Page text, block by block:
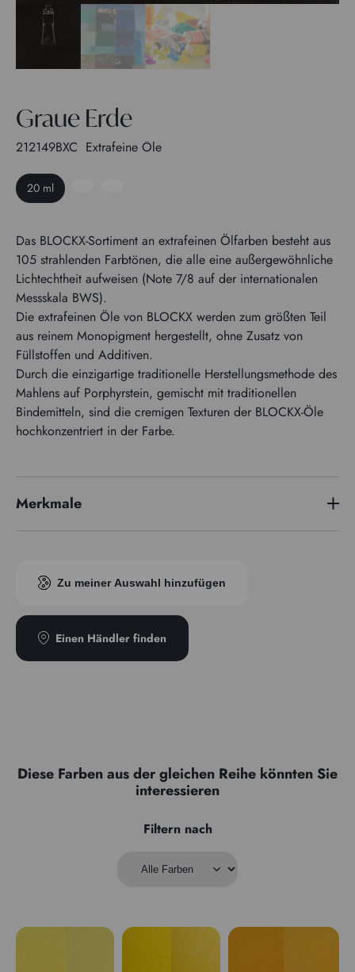
Graue Erde
212149BXC Extrafeine Öle
20 ml
Das BLOCKX-Sortiment an extrafeinen Ölfarben besteht aus
105 strahlenden Farbtönen, die alle eine außergewöhnliche
Lichtechtheit aufweisen (Note 7/8 auf der internationalen
Messskala BWS).
Die extrafeinen Öle von BLOCKX werden zum größten Teil
aus reinem Monopigment hergestellt, ohne Zusatz von
Füllstoffen und Additiven.
Durch die einzigartige traditionelle Herstellungsmethode des
Mahlens auf Porphyrstein, gemischt mit traditionellen
Bindemitteln, sind die cremigen Texturen der BLOCKX-Öle
hochkonzentriert in der Farbe.
Merkmale
Pigmentindex
PBr7
Zu meiner Auswahl hinzufügen
Einen Händler finden
Diese Farben aus der gleichen Reihe könnten Sie
interessieren
Filtern nach